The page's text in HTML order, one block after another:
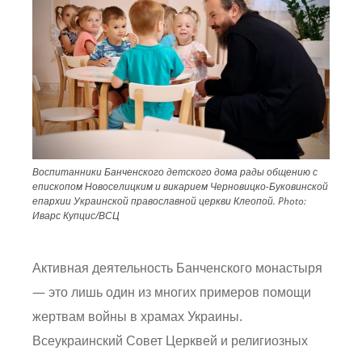
Воспитанники Банченского детского дома рады общению с
епископом Новоселицким и викарием Черновицко-Буковинской
епархии Украинской православной церкви Клеопой. Photo:
Иварс Купцис/ВСЦ
Активная деятельность Банченского монастыря
— это лишь один из многих примеров помощи
жертвам войны в храмах Украины.
Всеукраинский Совет Церквей и религиозных